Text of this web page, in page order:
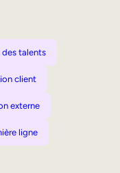
talents
client
externe
ligne